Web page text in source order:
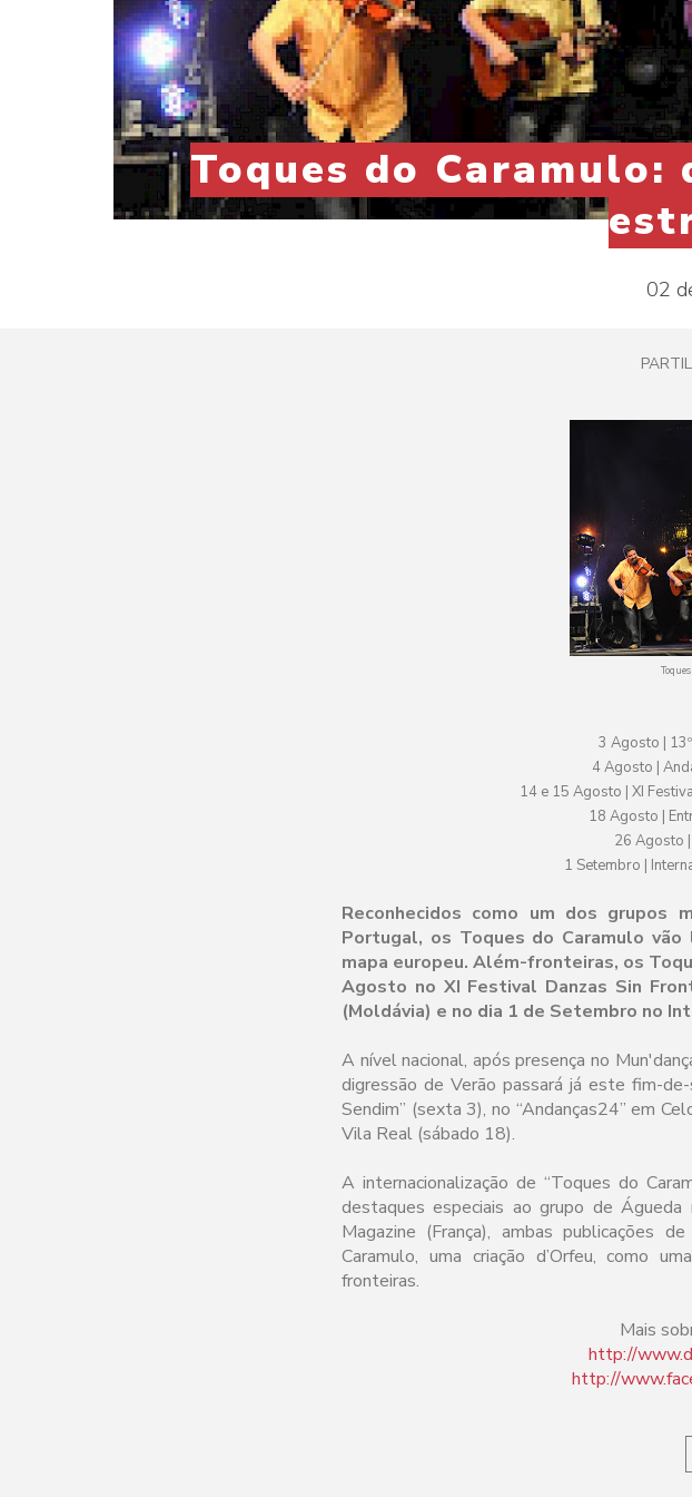
Toques do
02
3 Agosto |
4 Agosto |
14 e 15 Agosto | XI
18 Agosto |
26 Agosto
1 Setembro |
Reconhecidos como um dos
Portugal, os Toques do Caramulo
mapa europeu. Além-fronteiras, os
Agosto no XI Festival Danzas Sin
(Moldávia) e no dia 1 de Setembro no
A nível nacional, após presença no
digressão de Verão passará já este fim-
Sendim” (sexta 3), no “Andanças24” em
Vila Real (sábado 18).
A internacionalização de “Toques do
destaques especiais ao grupo de
Magazine (França), ambas publicações
Caramulo, uma criação d’Orfeu, como
fronteiras.
Mais
http://
http://